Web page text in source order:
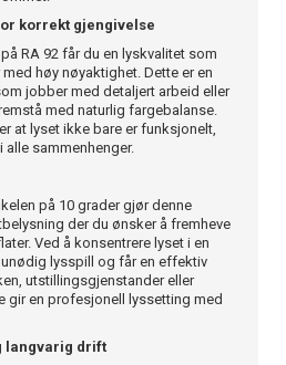
korrekt gjengivelse
RA 92 får du en lyskvalitet som
høy nøyaktighet. Dette er en
jobber med detaljert arbeid eller
med naturlig fargebalanse.
at lyset ikke bare er funksjonelt,
sammenhenger.
på 10 grader gjør denne
der du ønsker å fremheve
Ved å konsentrere lyset i en
lysspill og får en effektiv
utstillingsgjenstander eller
gir en profesjonell lyssetting med
langvarig drift